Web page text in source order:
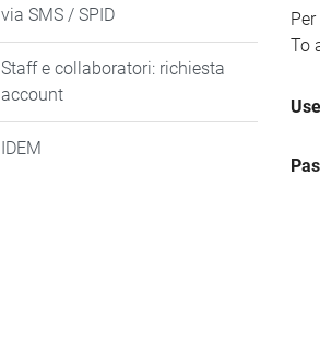
To
via SMS / SPID
Staff e collaboratori: richiesta
account
IDEM